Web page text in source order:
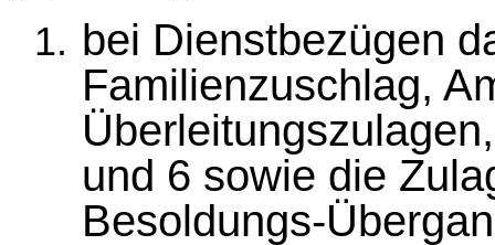
bei Dienstbezügen
Familienzuschlag,
und 6 sowie die
Besoldungs-